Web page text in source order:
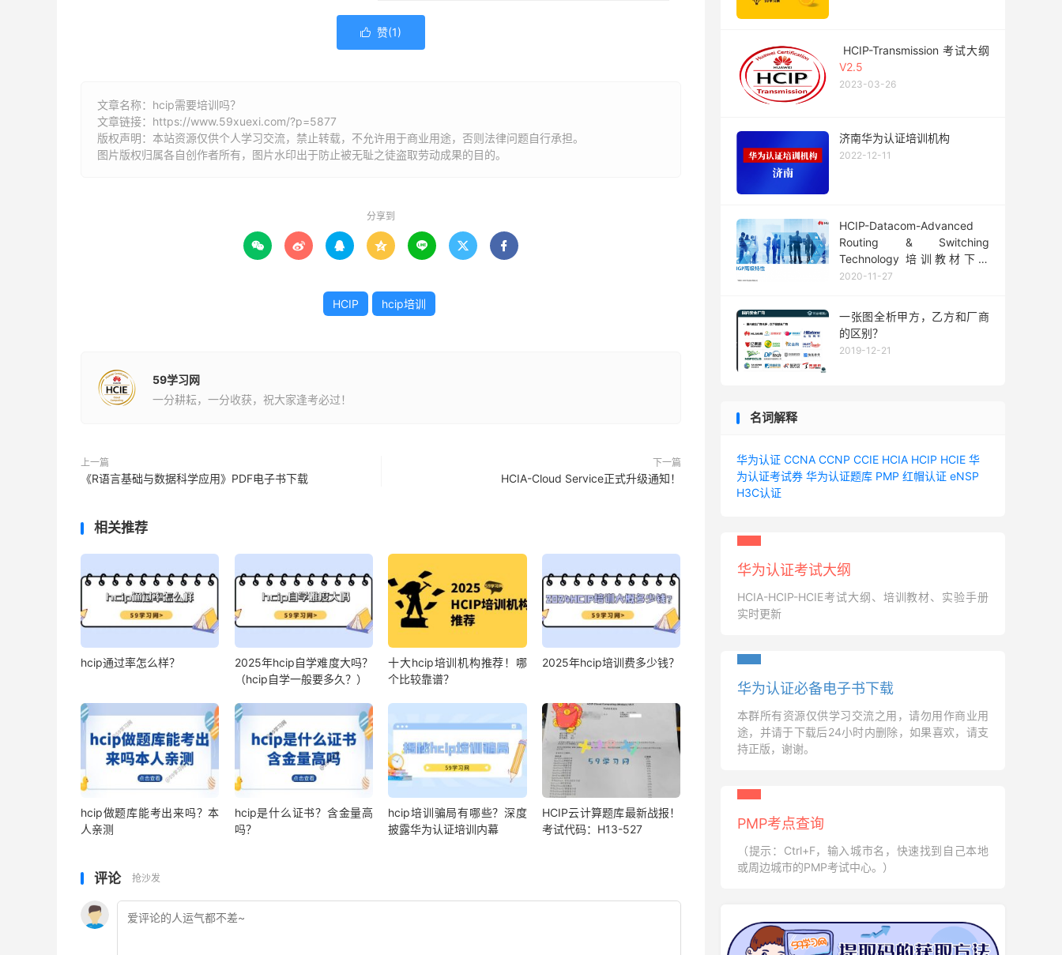
 赞(1)
文章名称：hcip需要培训吗？
文章链接： https://www.59xuexi.com/?p=5877
版权声明：本站资源仅供个人学习交流，禁止转载，不允许用于商业用途，否则法律问题自行承担。
图片版权归属各自创作者所有，图片水印出于防止被无耻之徒盗取劳动成果的目的。
分享到
      
HCIP hcip培训
59学习网
一分耕耘，一分收获，祝大家逢考必过！
上一篇
《R语言基础与数据科学应用》PDF电子书下载
下一篇
HCIA-Cloud Service正式升级通知！
相关推荐
hcip通过率怎么样？
2025年hcip自学难度大吗？
（hcip自学一般要多久？）
十大hcip培训机构推荐！哪
个比较靠谱？
2025年hcip培训费多少钱？
hcip做题库能考出来吗？本
人亲测
hcip是什么证书？含金量高
吗？
hcip培训骗局有哪些？深度
披露华为认证培训内幕
HCIP云计算题库最新战报！
考试代码：H13-527
评论 抢沙发
HCIP-Transmission 考试大纲
V2.5
2023-03-26
济南华为认证培训机构
2022-12-11
HCIP-Datacom-Advanced
Routing & Switching
Technology 培训教材下载
V1.0
2020-11-27
一张图全析甲方，乙方和厂商
的区别？
2019-12-21
名词解释
华为认证 CCNA CCNP CCIE HCIA HCIP HCIE 华
为认证考试券 华为认证题库 PMP 红帽认证 eNSP
H3C认证
华为认证考试大纲
HCIA-HCIP-HCIE考试大纲、培训教材、实验手册
实时更新
华为认证必备电子书下载
本群所有资源仅供学习交流之用，请勿用作商业用
途，并请于下载后24小时内删除，如果喜欢，请支
持正版，谢谢。
PMP考点查询
（提示：Ctrl+F，输入城市名，快速找到自己本地
或周边城市的PMP考试中心。）